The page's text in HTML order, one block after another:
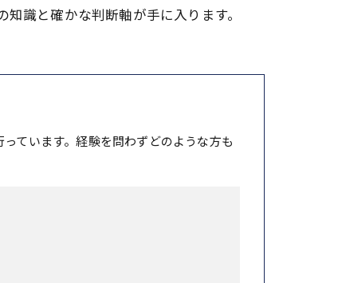
識と確かな判断軸が手に入ります。
ています。経験を問わずどのような方も